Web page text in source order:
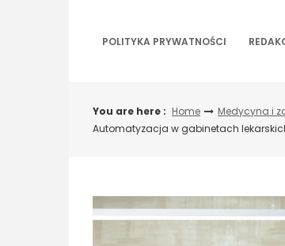
POLITYKA PRYWATNOŚCI
You are here : Home
Medycyna i
Automatyzacja w gabinetach